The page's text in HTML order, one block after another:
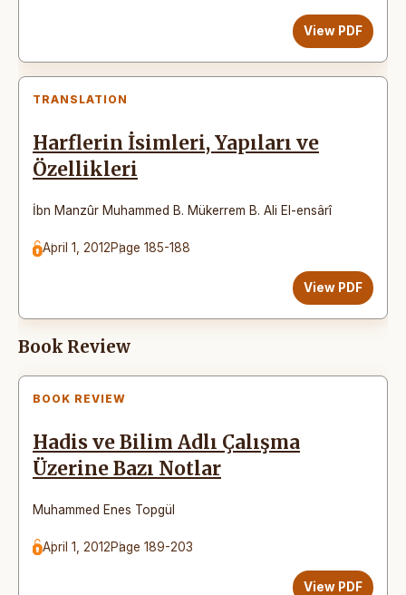
View PDF
TRANSLATION
Harflerin İsimleri, Yapıları ve
Özellikleri
İbn Manzûr Muhammed B. Mükerrem B. Ali El-ensârî
April 1, 2012Page 185-188
View PDF
Book Review
BOOK REVIEW
Hadis ve Bilim Adlı Çalışma
Üzerine Bazı Notlar
Muhammed Enes Topgül
April 1, 2012Page 189-203
View PDF